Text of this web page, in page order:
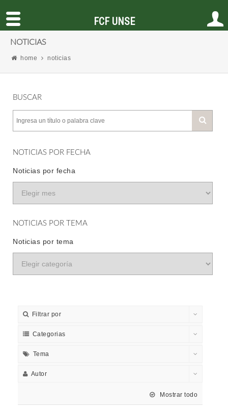
NOTICIAS
home noticias
BUSCAR
NOTICIAS POR FECHA
Noticias por fecha
NOTICIAS POR TEMA
Noticias por tema
Filtrar por
Categorias
Tema
Autor
Mostrar todo
FCF UNSE